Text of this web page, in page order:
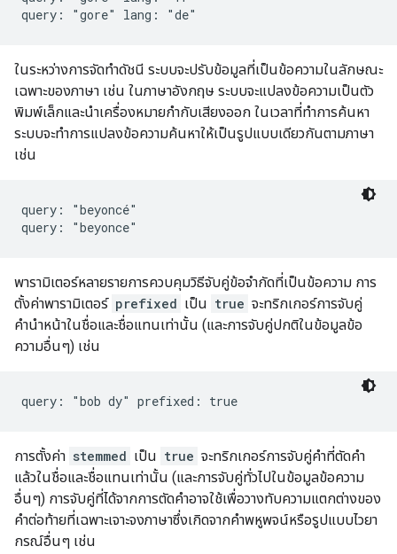
query: "gore" lang: "de"
ในระหว่างการจัดทำดัชนี ระบบจะปรับข้อมูลที่เป็นข้อความในลักษณะ
เฉพาะของภาษา เช่น ในภาษาอังกฤษ ระบบจะแปลงข้อความเป็นตัว
พิมพ์เล็กและนำเครื่องหมายกำกับเสียงออก ในเวลาที่ทำการค้นหา
ระบบจะทำการแปลงข้อความค้นหาให้เป็นรูปแบบเดียวกันตามภาษา
เช่น
query: "beyoncé"
query: "beyonce"
พารามิเตอร์หลายรายการควบคุมวิธีจับคู่ข้อจํากัดที่เป็นข้อความ การ
ตั้งค่าพารามิเตอร์ prefixed เป็น true จะทริกเกอร์การจับคู่
คำนำหน้าในชื่อและชื่อแทนเท่านั้น (และการจับคู่ปกติในข้อมูลข้อ
ความอื่นๆ) เช่น
query: "bob dy" prefixed: true
การตั้งค่า stemmed เป็น true จะทริกเกอร์การจับคู่คำที่ตัดคำ
แล้วในชื่อและชื่อแทนเท่านั้น (และการจับคู่ทั่วไปในข้อมูลข้อความ
อื่นๆ) การจับคู่ที่ได้จากการตัดคำอาจใช้เพื่อวางทับความแตกต่างของ
คำต่อท้ายที่เฉพาะเจาะจงภาษาซึ่งเกิดจากคำพหูพจน์หรือรูปแบบไวยา
กรณ์อื่นๆ เช่น